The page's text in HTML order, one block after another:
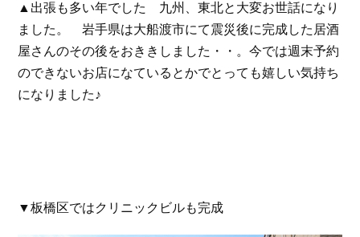
▲出張も多い年でした 九州、東北と大変お世話になり
ました。 岩手県は大船渡市にて震災後に完成した居酒
屋さんのその後をおききしました・・。今では週末予約
のできないお店になているとかでとっても嬉しい気持ち
になりました♪
▼板橋区ではクリニックビルも完成